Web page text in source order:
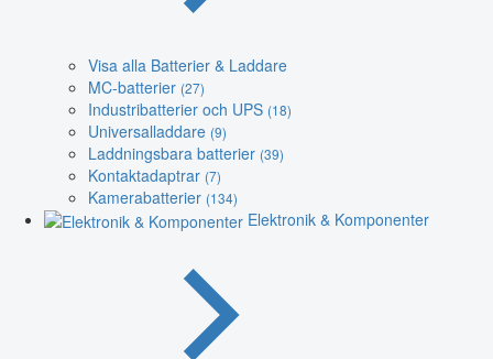
Visa alla Batterier & Laddare
MC-batterier (27)
Industribatterier och UPS (18)
Universalladdare (9)
Laddningsbara batterier (39)
Kontaktadaptrar (7)
Kamerabatterier (134)
Elektronik & Komponenter